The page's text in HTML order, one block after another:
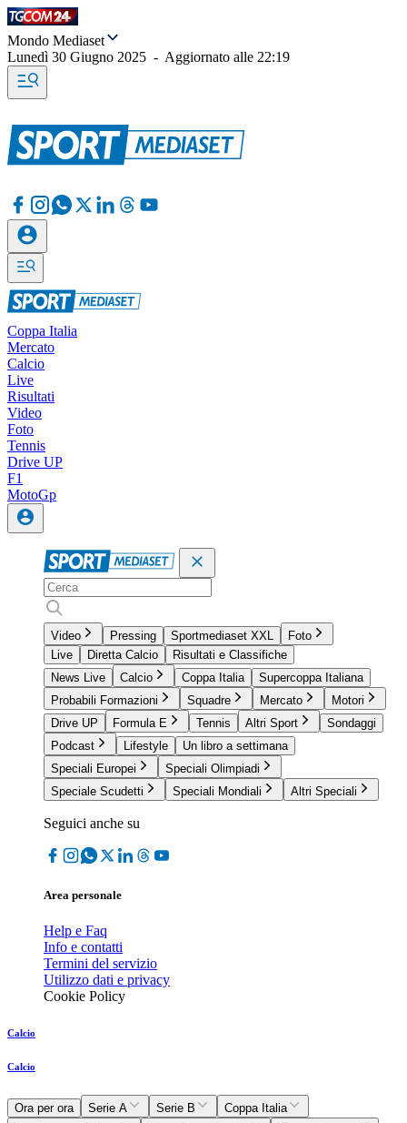
Mondo Mediaset
Lunedì 30 Giugno 2025 - Aggiornato alle 22:19
Coppa Italia
Mercato
Calcio
Live
Risultati
Video
Foto
Tennis
Drive UP
F1
MotoGp
Video Pressing Sportmediaset XXL
Foto
Live
Diretta Calcio
Risultati e Classifiche
News Live
Calcio Coppa Italia
Supercoppa Italiana
Probabili Formazioni
Squadre Mercato
Motori
Drive UP
Formula E Tennis Altri Sport
Sondaggi
Podcast
Lifestyle
Un libro a settimana
Speciali Europei
Speciali Olimpiadi
Speciale Scudetti
Speciali Mondiali Altri Speciali
Seguici anche su
Area personale
Help e Faq
Info e contatti
Termini del servizio
Utilizzo dati e privacy
Cookie Policy
Calcio
Calcio
Ora per ora Serie A Serie B
Coppa Italia